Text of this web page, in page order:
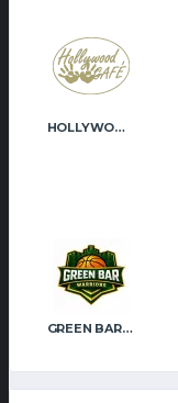
HOLLYWOOD CAFÉ
GREEN BAR WARRIORS